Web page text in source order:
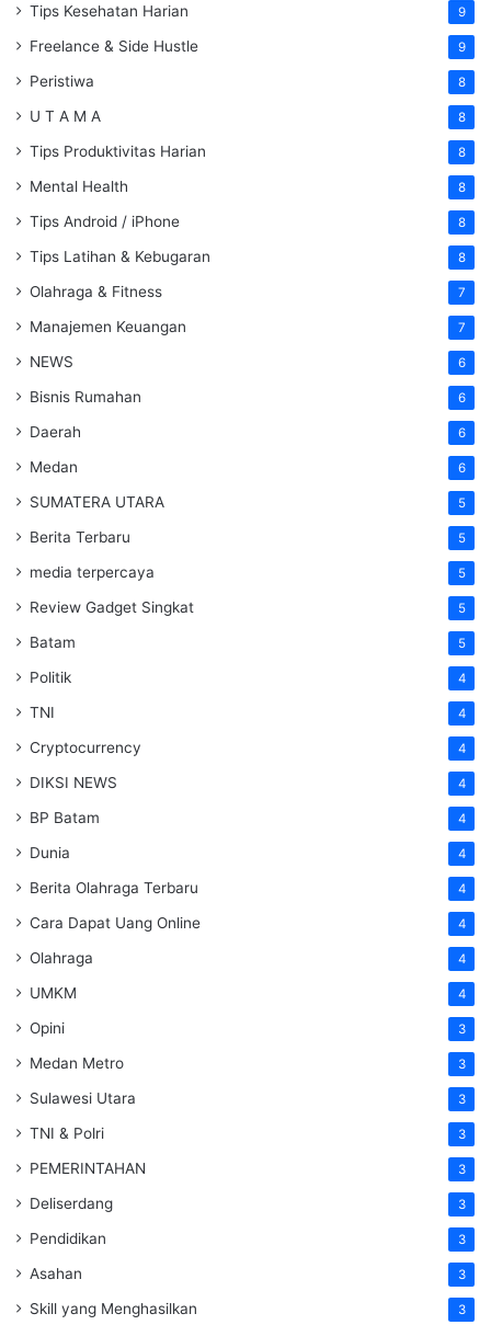
Tips Kesehatan Harian 9
Freelance & Side Hustle 9
Peristiwa 8
U T A M A 8
Tips Produktivitas Harian 8
Mental Health 8
Tips Android / iPhone 8
Tips Latihan & Kebugaran 8
Olahraga & Fitness 7
Manajemen Keuangan 7
NEWS 6
Bisnis Rumahan 6
Daerah 6
Medan 6
SUMATERA UTARA 5
Berita Terbaru 5
media terpercaya 5
Review Gadget Singkat 5
Batam 5
Politik 4
TNI 4
Cryptocurrency 4
DIKSI NEWS 4
BP Batam 4
Dunia 4
Berita Olahraga Terbaru 4
Cara Dapat Uang Online 4
Olahraga 4
UMKM 4
Opini 3
Medan Metro 3
Sulawesi Utara 3
TNI & Polri 3
PEMERINTAHAN 3
Deliserdang 3
Pendidikan 3
Asahan 3
Skill yang Menghasilkan 3